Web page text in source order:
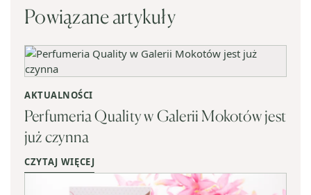
Powiązane artykuły
AKTUALNOŚCI
Perfumeria Quality w Galerii Mokotów jest
już czynna
CZYTAJ WIĘCEJ